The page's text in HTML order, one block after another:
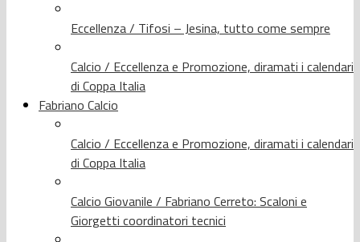
Eccellenza / Tifosi – Jesina, tutto come sempre
Calcio / Eccellenza e Promozione, diramati i calendari
di Coppa Italia
Fabriano Calcio
Calcio / Eccellenza e Promozione, diramati i calendari
di Coppa Italia
Calcio Giovanile / Fabriano Cerreto: Scaloni e
Giorgetti coordinatori tecnici